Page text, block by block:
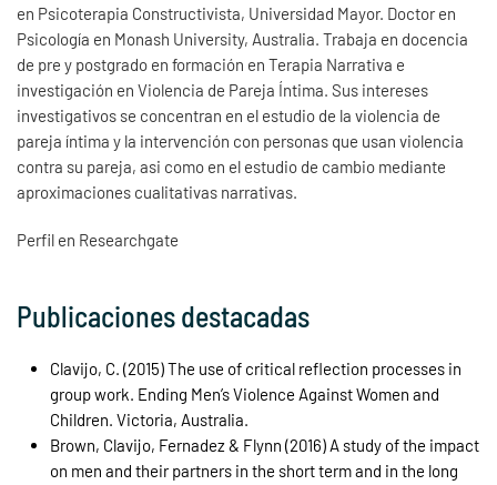
en Psicoterapia Constructivista, Universidad Mayor. Doctor en
Psicología en Monash University, Australia. Trabaja en docencia
de pre y postgrado en formación en Terapia Narrativa e
investigación en Violencia de Pareja Íntima. Sus intereses
investigativos se concentran en el estudio de la violencia de
pareja íntima y la intervención con personas que usan violencia
contra su pareja, asi como en el estudio de cambio mediante
aproximaciones cualitativas narrativas.
Perfil en Researchgate
Publicaciones destacadas
Clavijo, C. (2015) The use of critical reflection processes in
group work. Ending Men’s Violence Against Women and
Children. Victoria, Australia.
Brown, Clavijo, Fernadez & Flynn (2016) A study of the impact
on men and their partners in the short term and in the long